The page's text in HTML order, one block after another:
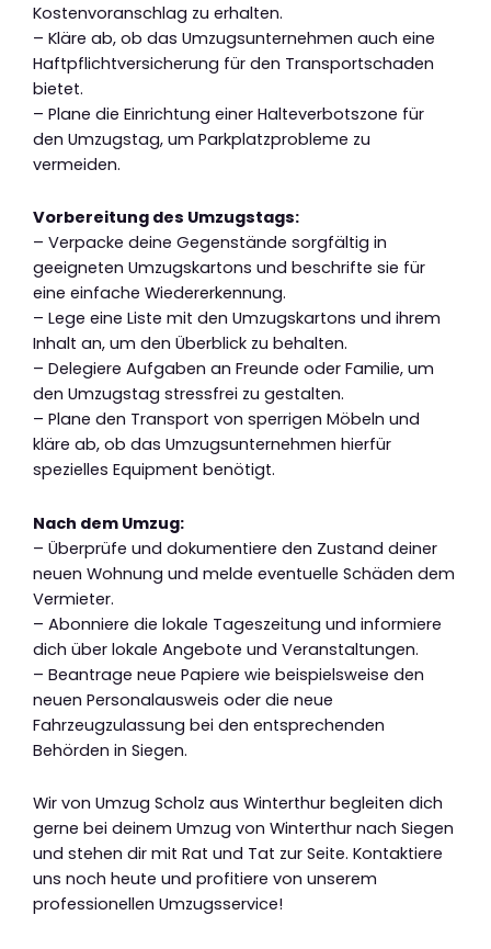
Kostenvoranschlag zu erhalten.
– Kläre ab, ob das Umzugsunternehmen auch eine
Haftpflichtversicherung für den Transportschaden
bietet.
– Plane die Einrichtung einer Halteverbotszone für
den Umzugstag, um Parkplatzprobleme zu
vermeiden.
Vorbereitung des Umzugstags:
– Verpacke deine Gegenstände sorgfältig in
geeigneten Umzugskartons und beschrifte sie für
eine einfache Wiedererkennung.
– Lege eine Liste mit den Umzugskartons und ihrem
Inhalt an, um den Überblick zu behalten.
– Delegiere Aufgaben an Freunde oder Familie, um
den Umzugstag stressfrei zu gestalten.
– Plane den Transport von sperrigen Möbeln und
kläre ab, ob das Umzugsunternehmen hierfür
spezielles Equipment benötigt.
Nach dem Umzug:
– Überprüfe und dokumentiere den Zustand deiner
neuen Wohnung und melde eventuelle Schäden dem
Vermieter.
– Abonniere die lokale Tageszeitung und informiere
dich über lokale Angebote und Veranstaltungen.
– Beantrage neue Papiere wie beispielsweise den
neuen Personalausweis oder die neue
Fahrzeugzulassung bei den entsprechenden
Behörden in Siegen.
Wir von Umzug Scholz aus Winterthur begleiten dich
gerne bei deinem Umzug von Winterthur nach Siegen
und stehen dir mit Rat und Tat zur Seite. Kontaktiere
uns noch heute und profitiere von unserem
professionellen Umzugsservice!